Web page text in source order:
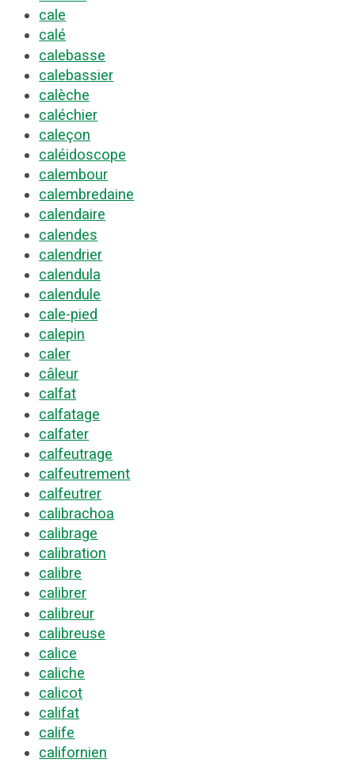
cale
calé
calebasse
calebassier
calèche
caléchier
caleçon
caléidoscope
calembour
calembredaine
calendaire
calendes
calendrier
calendula
calendule
cale-pied
calepin
caler
câleur
calfat
calfatage
calfater
calfeutrage
calfeutrement
calfeutrer
calibrachoa
calibrage
calibration
calibre
calibrer
calibreur
calibreuse
calice
caliche
calicot
califat
calife
californien